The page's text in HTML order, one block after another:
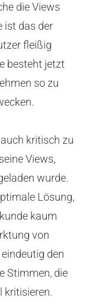
die Views
ist das der
fleißig
besteht jetzt
so zu
kritisch zu
Views,
wurde.
Lösung,
kaum
von
den
Stimmen, die
kritisieren.